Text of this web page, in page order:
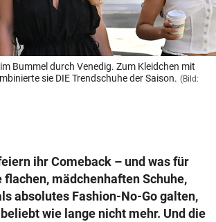
GmbH & Co KG 2026
Wien
Bummel durch Venedig. Zum Kleidchen mit
sie DIE Trendschuhe der Saison. (Bild:
ihr Comeback – und was für
flachen, mädchenhaften Schuhe,
absolutes Fashion-No-Go galten,
wie lange nicht mehr. Und die